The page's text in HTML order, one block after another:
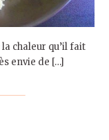
chaleur qu’il fait
envie de […]